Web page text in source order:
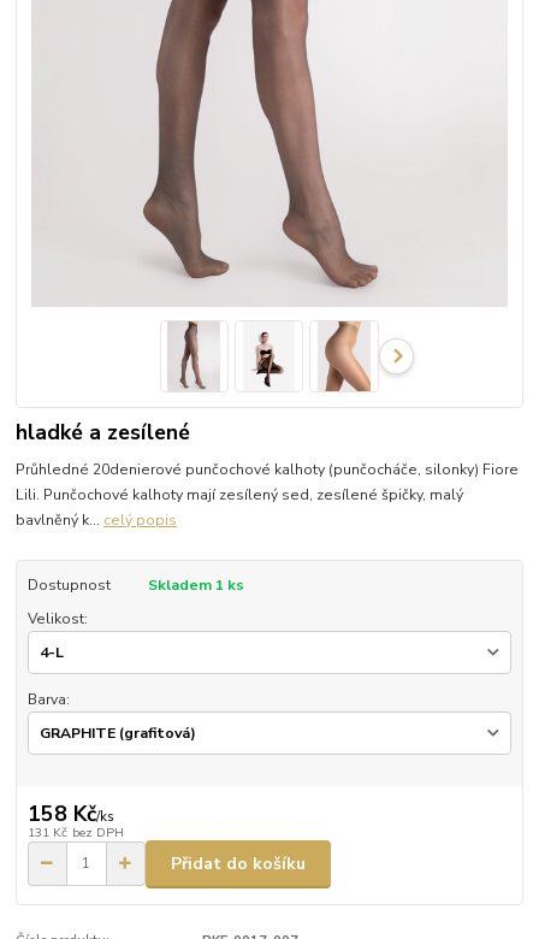
hladké a zesílené
Průhledné 20denierové punčochové kalhoty (punčocháče, silonky) Fiore
Lili. Punčochové kalhoty mají zesílený sed, zesílené špičky, malý
bavlněný k... celý popis
Dostupnost
Skladem 1 ks
Velikost:
Barva:
158 Kč/ks
131 Kč bez DPH
Přidat do košíku